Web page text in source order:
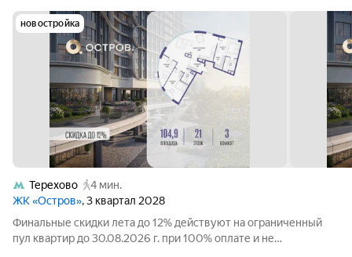
новостройка
Терехово
4 мин.
ЖК «Остров», 3 квартал 2028
Финальные скидки лета до 12% действуют на ограниченный
пул квартир до 30.08.2026 г. при 100% оплате и не